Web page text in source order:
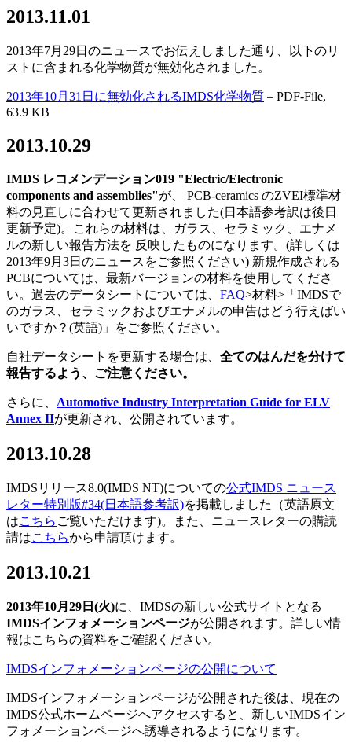
2013.11.01
2013年7月29日のニュースでお伝えしました通り、以下のリ
ストに含まれる化学物質が無効化されました。
2013年10月31日に無効化されるIMDS化学物質 – PDF-File,
63.9 KB
2013.10.29
IMDS レコメンデーション019 "Electric/Electronic
components and assemblies"が、 PCB-ceramics のZVEI標準材
料の見直しに合わせて更新されました(日本語参考訳は後日
更新予定)。これらの材料は、ガラス、セラミック、エナメ
ルの新しい報告方法を 反映したものになります。(詳しくは
2013年9月3日のニュースをご参照ください) 新規作成される
PCBについては、最新バージョンの材料を使用してくださ
い。過去のデータシートについては、 FAQ>材料>「IMDSで
のガラス、セラミックおよびエナメルの申告はどう行えばい
いですか？(英語)」をご参照ください。
自社データシートを更新する場合は、 全てのはんだを分けて
報告するよう、ご注意ください。
さらに、 Automotive Industry Interpretation Guide for ELV
Annex IIが更新され、公開されています。
2013.10.28
IMDSリリース8.0(IMDS NT)についての公式IMDS ニュース
レター特別版#34(日本語参考訳)を掲載しました（英語原文
はこちら ご覧いただけます)。また、ニュースレターの購読
請はこちらから申請頂けます。
2013.10.21
2013年10月29日(火)に、IMDSの新しい公式サイトとなる
IMDSインフォメーションページが公開されます。詳しい情
報はこちらの資料をご確認ください。
IMDSインフォメーションページの公開について
IMDSインフォメーションページが公開された後は、現在の
IMDS公式ホームページへアクセスすると、新しいIMDSイン
フォメーションページへ誘導されるようになります。